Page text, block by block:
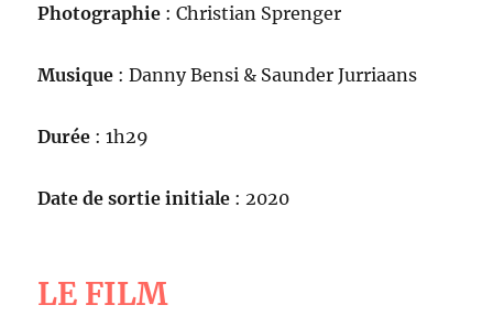
Photographie : Christian Sprenger
Musique : Danny Bensi & Saunder Jurriaans
Durée : 1h29
Date de sortie initiale : 2020
LE FILM